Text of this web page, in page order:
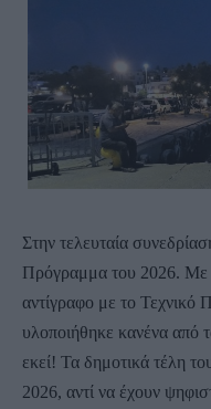
Στην τελευταία
Πρόγραμμα του 2026. Με
αντίγραφο με το
υλοποιήθηκε κανένα από
εκεί! Τα δημοτικά τέλη
2026, αντί να έχουν